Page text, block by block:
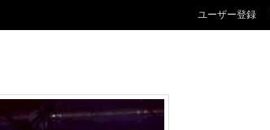
ユーザー登録